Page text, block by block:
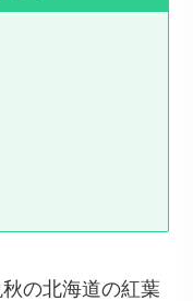
の北海道の紅葉